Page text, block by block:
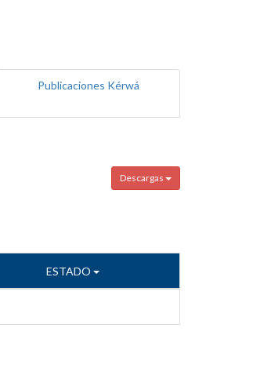
Publicaciones Kérwá
Descargas
ESTADO